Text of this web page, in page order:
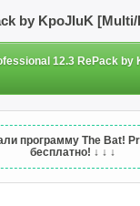
книги и почтовые
изменения
отдельную резервную
Менеджером
ни The Bat!, ни
администраторы (и
Bat! без участия
цифровых
Bat! работает с S/
S/MIME. The
нескольких
можете выборочно
by KpoJIuK
12.3 RePack by
программу The Bat!
бесплатно! ↓ ↓ ↓